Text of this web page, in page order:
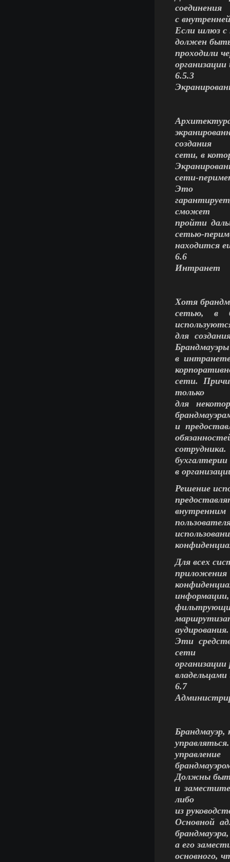
соединения
с
Если шлюз с
должен быть
проходили
6.5.3
создания
сети, в
сети-
Это
сможет
пройти
сетью-
находится
6.6
Интранет
Хотя
сетью, в
для
Брандмауэры
в
сети.
только
для
и
бухгалтерии
в
Решение
внутренним
Для всех
аудирования.
Эти
сети
6.7
Брандмауэр,
управление
Должны
и
либо
из
Основной
брандмауэра,
а его
основного,